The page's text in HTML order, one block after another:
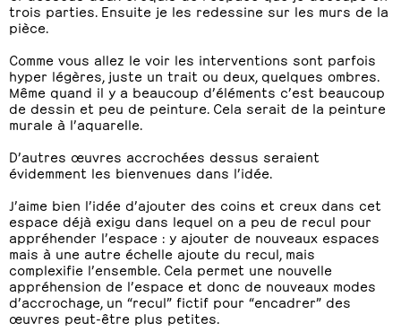
trois parties. Ensuite je les redessine sur les murs de la
pièce.
Comme vous allez le voir les interventions sont parfois
hyper légères, juste un trait ou deux, quelques ombres.
Même quand il y a beaucoup d’éléments c’est beaucoup
de dessin et peu de peinture. Cela serait de la peinture
murale à l’aquarelle.
D’autres œuvres accrochées dessus seraient
évidemment les bienvenues dans l’idée.
J’aime bien l’idée d’ajouter des coins et creux dans cet
espace déjà exigu dans lequel on a peu de recul pour
appréhender l’espace : y ajouter de nouveaux espaces
mais à une autre échelle ajoute du recul, mais
complexifie l’ensemble. Cela permet une nouvelle
appréhension de l’espace et donc de nouveaux modes
d’accrochage, un “recul” fictif pour “encadrer” des
œuvres peut-être plus petites.